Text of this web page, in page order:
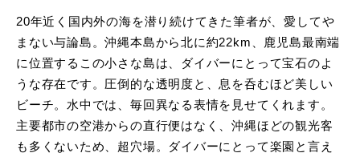
20年近く国内外の海を潜り続けてきた筆者が、愛してや
まない与論島。沖縄本島から北に約22km、鹿児島最南端
に位置するこの小さな島は、ダイバーにとって宝石のよ
うな存在です。圧倒的な透明度と、息を呑むほど美しい
ビーチ。水中では、毎回異なる表情を見せてくれます。
主要都市の空港からの直行便はなく、沖縄ほどの観光客
も多くないため、超穴場。ダイバーにとって楽園と言え